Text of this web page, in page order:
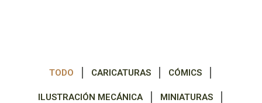
TODO CARICATURAS CÓMICS
ILUSTRACIÓN MECÁNICA MINIATURAS